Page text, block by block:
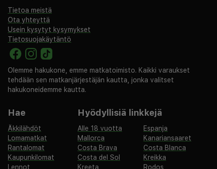
Tietoa meistä
Ota yhteyttä
Usein kysytyt kysymykset
Tietosuojakäytäntö
Olemme hakukone, emme matkatoimisto. Kaikki varaukset
tehdään sen matkanjärjestäjän kautta, jonka valitset
hakukoneidemme kautta.
Hae
Äkkilähdöt
Lomamatkat
Rantalomat
Kaupunkilomat
Lennot
Hyödyllisiä linkkejä
Alle 18 vuotta
Espanja
Mallorca
Kanariansaaret
Costa Brava
Costa Blanca
Costa del Sol
Kreikka
Kreeta
Rodos